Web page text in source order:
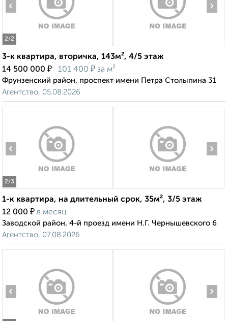
2/2
‹ ›
3-к квартира, вторичка, 143м², 4/5 этаж
14 500 000 ₽ 101 400 ₽ за м²
Фрунзенский район, проспект имени Петра Столыпина 31
Агентство, 05.08.2026
2/3
‹ ›
1-к квартира, на длительный срок, 35м², 3/5 этаж
12 000 ₽ в месяц
Заводской район, 4-й проезд имени Н.Г. Чернышевского 6
Агентство, 07.08.2026
‹ ›